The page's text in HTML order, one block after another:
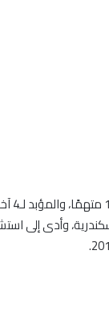
كانت
وأدى إلى